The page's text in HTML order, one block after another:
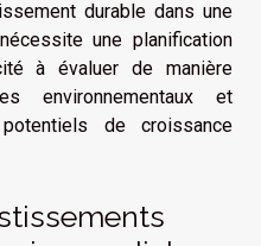
durable dans une
une planification
à évaluer de manière
environnementaux et
de croissance